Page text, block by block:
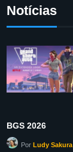
Notícias
BGS 2026
PorLudy Sakura